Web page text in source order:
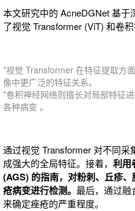
本文研究中的 AcneDGNet 基
了视觉 Transformer (ViT) 和卷积
*视觉 Transformer 在特征提取方
像中更广泛的特征关系。
*卷积神经网络则擅长对局部特征
各种病变 。
通过视觉 Transformer 对不同
成强大的全局特征。接着， 利用
(AGS) 的指南，对粉刺、丘疹
疮病变进行检测。 最后，通过融
来确定痤疮的严重程度。